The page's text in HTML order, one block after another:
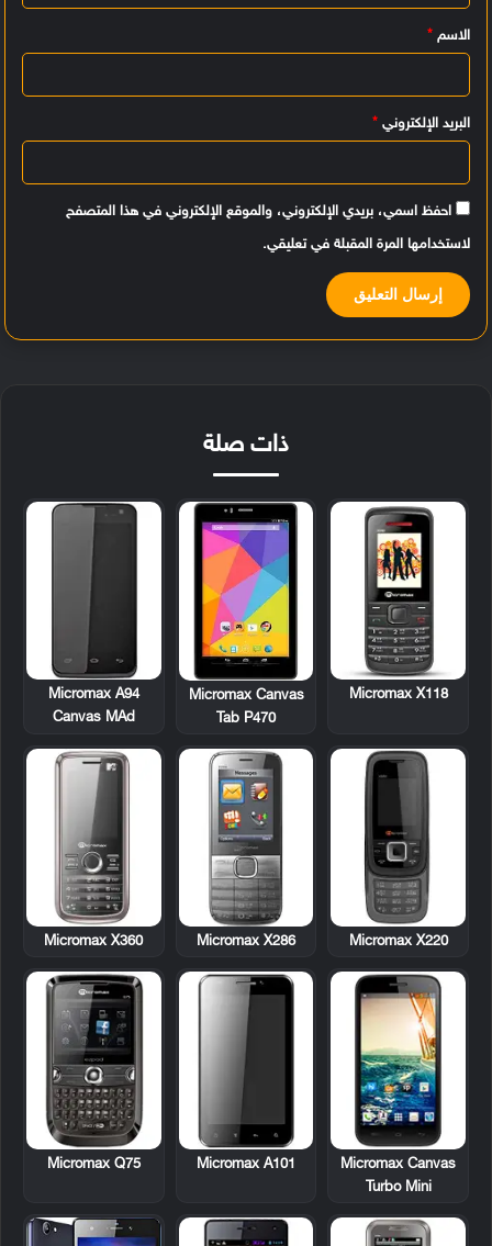
ي
ق
الاسم *
البريد الإلكتروني *
احفظ اسمي، بريدي الإلكتروني، والموقع الإلكتروني في هذا المتصفح
لاستخدامها المرة المقبلة في تعليقي.
ذات صلة
Micromax X118
Micromax Canvas
Tab P470
Micromax A94
Canvas MAd
Micromax X220
Micromax X286
Micromax X360
Micromax Canvas
Turbo Mini
Micromax A101
Micromax Q75